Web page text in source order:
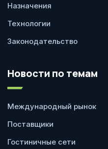
Назначения
Технологии
Законодательство
Новости по темам
Международный рынок
Поставщики
Гостиничные сети